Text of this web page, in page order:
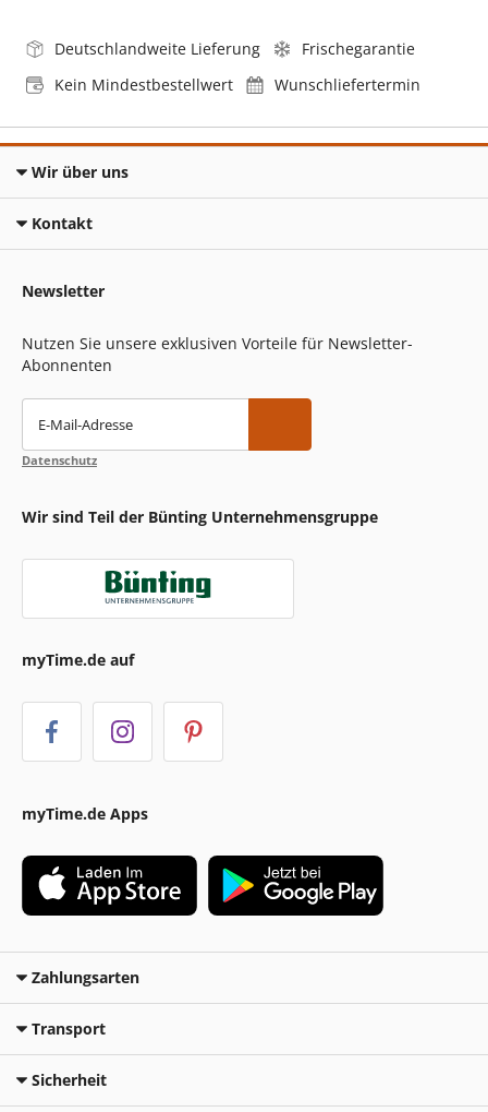
Deutschlandweite Lieferung
Frischegarantie
Kein Mindestbestellwert
Wunschliefertermin
Wir über uns
Kontakt
Newsletter
Nutzen Sie unsere exklusiven Vorteile für Newsletter-
Abonnenten
E-Mail-Adresse
Datenschutz
Wir sind Teil der Bünting Unternehmensgruppe
myTime.de auf
myTime.de Apps
Zahlungsarten
Transport
Sicherheit